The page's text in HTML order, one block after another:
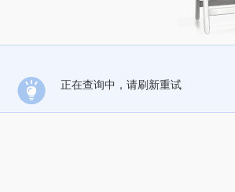
正在查询中，请刷新重试